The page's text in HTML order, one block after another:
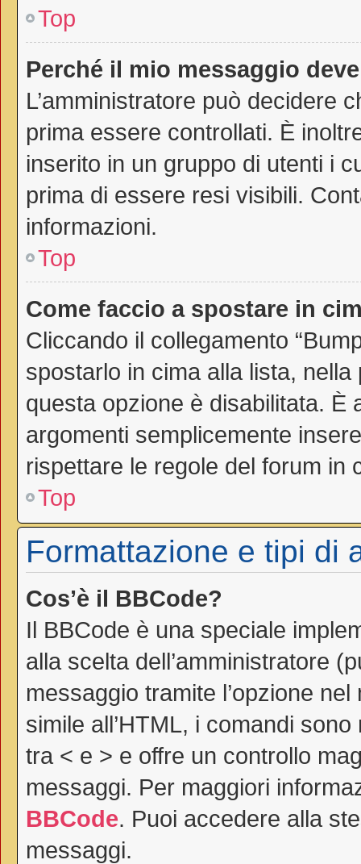
Top
Perché il mio messaggio
L’amministratore può decidere
prima essere controllati. È
inserito in un gruppo di utenti i
prima di essere resi visibili.
informazioni.
Top
Come faccio a spostare in
Cliccando il collegamento
spostarlo in cima alla lista,
questa opzione è disabilitata. È
argomenti semplicemente
rispettare le regole del forum in
Top
Formattazione e tipi di
Cos’è il BBCode?
Il BBCode è una speciale
alla scelta dell’amministratore
messaggio tramite l’opzione
simile all’HTML, i comandi
tra < e > e offre un controllo
messaggi. Per maggiori
BBCode. Puoi accedere alla
messaggi.